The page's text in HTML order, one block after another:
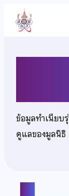
เนื้อหา
ข้อมูลทำเนียบ
ดูแลของมูลนิธิ